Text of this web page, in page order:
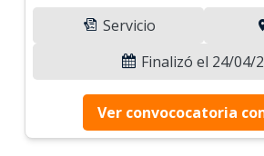
Servicio
Finalizó el 24/04/
Ver convococatoria